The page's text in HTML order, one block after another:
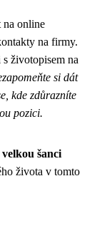
na online
na firmy.
životopisem na
si dát
kde zdůrazníte
pozici.
šanci
života v tomto